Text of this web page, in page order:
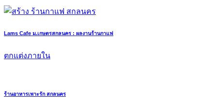
Lams Cafe ม.เกษตรสกลนคร : ผลงานร้านกาแฟ
ตกแต่งภายใน
ร้านอาหารเพาะรัก สกลนคร